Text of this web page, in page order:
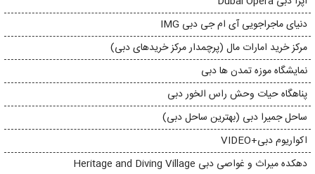
دنیای ماجراجویی آی ام جی دبی IMG
مرکز خرید امارات مال (پرچمدار مرکز خریدهای دبی)
نمایشگاه موزه تمدن ها دبی
پناهگاه حیات وحش راس الخور دبی
ساحل جمیرا دبی (بهترین ساحل دبی)
اکواریوم دبی+VIDEO
دهکده میراث و غواصی دبی Heritage and Diving Village